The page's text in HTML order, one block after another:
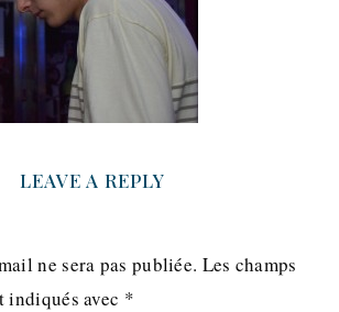
LEAVE A REPLY
ne sera pas publiée. Les champs
avec *